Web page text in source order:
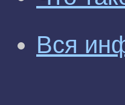
Вся